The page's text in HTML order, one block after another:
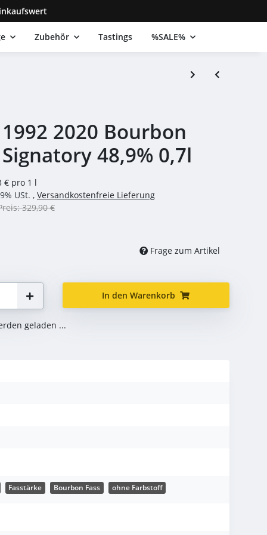
Zubehör Tastings %SALE%
2020 Bourbon
48,9% 0,7l
€ pro 1 l
USt. , Versandkostenfreie Lieferung
329,90 €
Frage zum Artikel
In den Warenkorb
geladen ...
Fasstärke Bourbon Fass ohne Farbstoff